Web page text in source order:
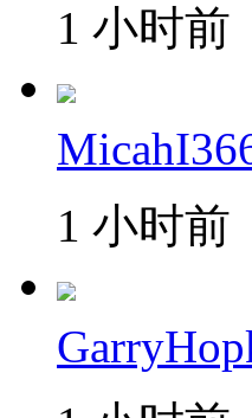
1 小时前
1 小时前